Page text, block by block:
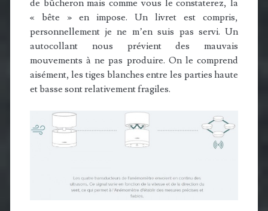
de bûcheron mais comme vous le constaterez, la
« bête » en impose. Un livret est compris,
personnellement je ne m’en suis pas servi. Un
autocollant nous prévient des mauvais
mouvements à ne pas produire. On le comprend
aisément, les tiges blanches entre les parties haute
et basse sont relativement fragiles.